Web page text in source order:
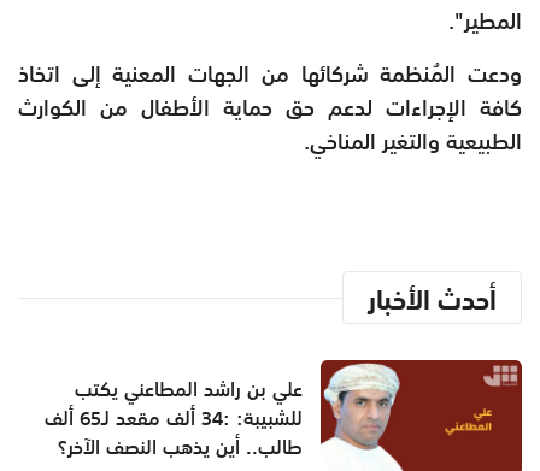
المطير".
ودعت المُنظمة شركائها من الجهات المعنية إلى اتخاذ
كافة الإجراءات لدعم حق حماية الأطفال من الكوارث
الطبيعية والتغير المناخي.
أحدث الأخبار
علي بن راشد المطاعني يكتب
للشبيبة: :34 ألف مقعد لـ65 ألف
طالب.. أين يذهب النصف الآخر؟